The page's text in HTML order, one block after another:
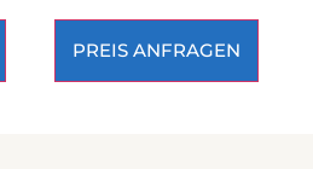
PREIS ANFRAGEN